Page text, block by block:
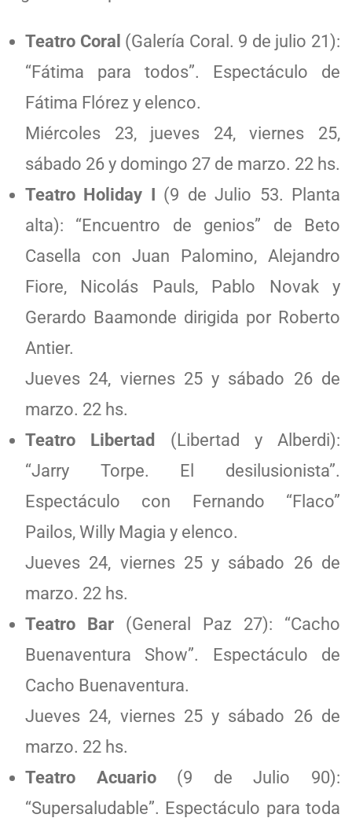
Teatro Coral (Galería Coral. 9 de julio 21):
“Fátima para todos”. Espectáculo de
Fátima Flórez y elenco.
Miércoles 23, jueves 24, viernes 25,
sábado 26 y domingo 27 de marzo. 22 hs.
Teatro Holiday I (9 de Julio 53. Planta
alta): “Encuentro de genios” de Beto
Casella con Juan Palomino, Alejandro
Fiore, Nicolás Pauls, Pablo Novak y
Gerardo Baamonde dirigida por Roberto
Antier.
Jueves 24, viernes 25 y sábado 26 de
marzo. 22 hs.
Teatro Libertad
(Libertad y Alberdi):
“Jarry Torpe. El desilusionista”.
Espectáculo con Fernando “Flaco”
Pailos, Willy Magia y elenco.
Jueves 24, viernes 25 y sábado 26 de
marzo. 22 hs.
Teatro Bar (General Paz 27): “Cacho
Buenaventura Show”. Espectáculo de
Cacho Buenaventura.
Jueves 24, viernes 25 y sábado 26 de
marzo. 22 hs.
Teatro Acuario(9 de Julio 90):
“Supersaludable”. Espectáculo para toda